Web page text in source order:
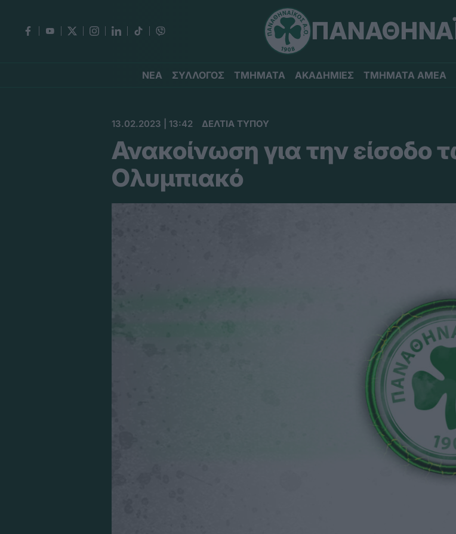
ΝΕΑ ΣΥΛΛΟΓΟΣ ΤΜΗΜΑΤΑ ΑΚΑΔΗΜΙΕΣ ΤΜΗΜΑΤΑ ΑΜΕΑ
13.02.2023 | 13:42 ΔΕΛΤΙΑ ΤΥΠΟΥ
Ανακοίνωση για την είσοδο
Ολυμπιακό